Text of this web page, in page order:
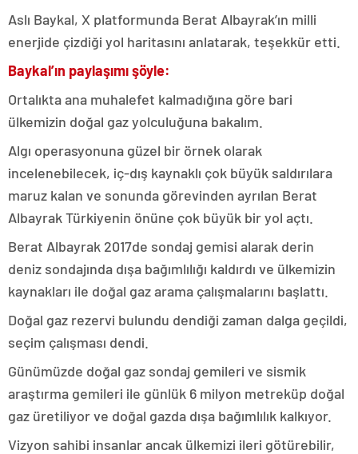
Aslı Baykal, X platformunda Berat Albayrak’ın milli
enerjide çizdiği yol haritasını anlatarak, teşekkür etti.
Baykal’ın paylaşımı şöyle:
Ortalıkta ana muhalefet kalmadığına göre bari
ülkemizin doğal gaz yolculuğuna bakalım.
Algı operasyonuna güzel bir örnek olarak
incelenebilecek, iç-dış kaynaklı çok büyük saldırılara
maruz kalan ve sonunda görevinden ayrılan Berat
Albayrak Türkiyenin önüne çok büyük bir yol açtı.
Berat Albayrak 2017de sondaj gemisi alarak derin
deniz sondajında dışa bağımlılığı kaldırdı ve ülkemizin
kaynakları ile doğal gaz arama çalışmalarını başlattı.
Doğal gaz rezervi bulundu dendiği zaman dalga geçildi,
seçim çalışması dendi.
Günümüzde doğal gaz sondaj gemileri ve sismik
araştırma gemileri ile günlük 6 milyon metreküp doğal
gaz üretiliyor ve doğal gazda dışa bağımlılık kalkıyor.
Vizyon sahibi insanlar ancak ülkemizi ileri götürebilir,